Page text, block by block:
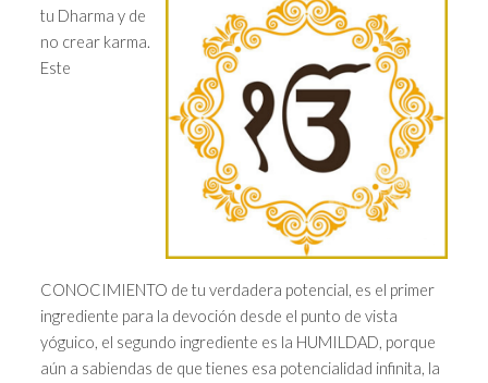
tu Dharma y de
no crear karma.
Este
CONOCIMIENTO de tu verdadera potencial, es el primer
ingrediente para la devoción desde el punto de vista
yóguico, el segundo ingrediente es la HUMILDAD, porque
aún a sabiendas de que tienes esa potencialidad infinita, la